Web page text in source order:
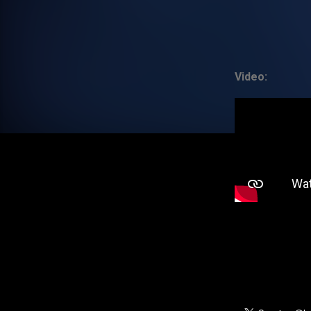
Video: